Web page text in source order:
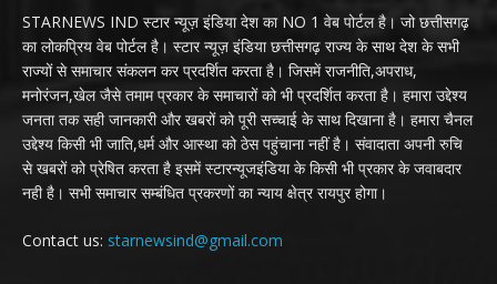
STARNEWS IND स्टार न्यूज़ इंडिया देश का NO 1 वेब पोर्टल है। जो छत्तीसगढ़
का लोकप्रिय वेब पोर्टल है। स्टार न्यूज़ इंडिया छत्तीसगढ़ राज्य के साथ देश के सभी
राज्यों से समाचार संकलन कर प्रदर्शित करता है। जिसमें राजनीति,अपराध,
मनोरंजन,खेल जैसे तमाम प्रकार के समाचारों को भी प्रदर्शित करता है। हमारा उद्देश्य
जनता तक सही जानकारी और खबरों को पूरी सच्चाई के साथ दिखाना है। हमारा चैनल
उद्देश्य किसी भी जाति,धर्म और आस्था को ठेस पहुंचाना नहीं है। संवादाता अपनी रुचि
से खबरों को प्रेषित करता है इसमें स्टारन्यूजइंडिया के किसी भी प्रकार के जवाबदार
नही है। सभी समाचार सम्बंधित प्रकरणों का न्याय क्षेत्र रायपुर होगा।
Contact us: starnewsind@gmail.com